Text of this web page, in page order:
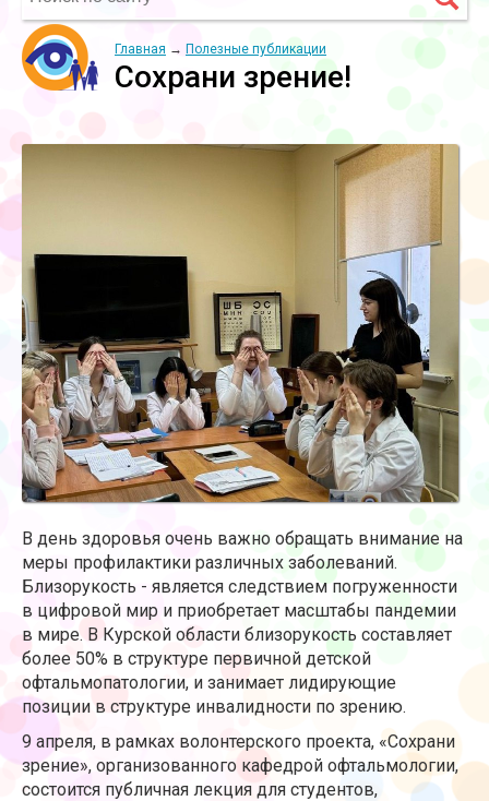
Главная → Полезные публикации
Сохрани зрение!
В день здоровья очень важно обращать внимание на
меры профилактики различных заболеваний.
Близорукость - является следствием погруженности
в цифровой мир и приобретает масштабы пандемии
в мире. В Курской области близорукость составляет
более 50% в структуре первичной детской
офтальмопатологии, и занимает лидирующие
позиции в структуре инвалидности по зрению.
9 апреля, в рамках волонтерского проекта, «Сохрани
зрение», организованного кафедрой офтальмологии,
состоится публичная лекция для студентов,